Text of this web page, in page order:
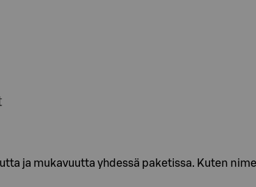
ja mukavuutta yhdessä paketissa. Kuten